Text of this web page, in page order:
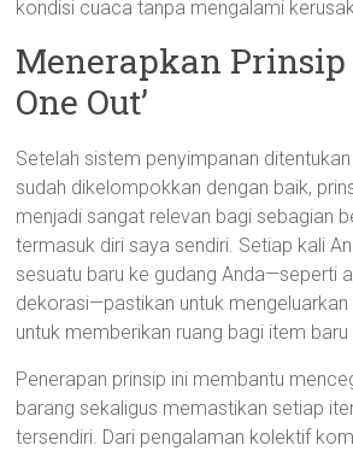
kondisi cuaca tanpa mengalami
Menerapkan Prinsip
One Out’
Setelah sistem penyimpanan
sudah dikelompokkan dengan baik,
menjadi sangat relevan bagi sebagian
termasuk diri saya sendiri. Setiap kali
sesuatu baru ke gudang Anda—seperti
dekorasi—pastikan untuk
untuk memberikan ruang bagi item
Penerapan prinsip ini membantu
barang sekaligus memastikan setiap
tersendiri. Dari pengalaman kolektif